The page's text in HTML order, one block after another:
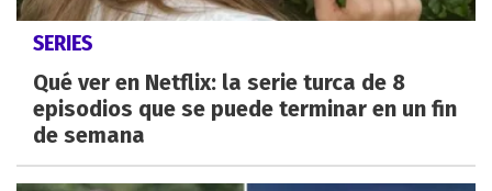
SERIES
Qué ver en Netflix: la serie turca de 8
episodios que se puede terminar en un fin
de semana